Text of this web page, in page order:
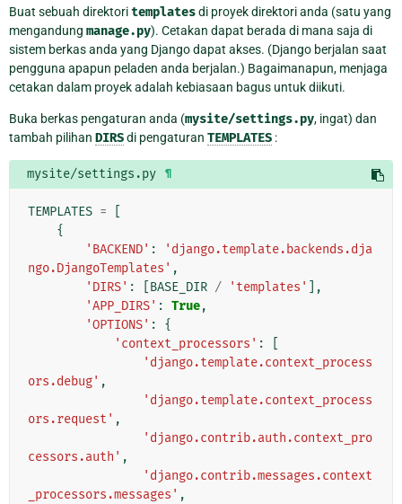
Buat sebuah direktoritemplatesdi proyek direktori anda (satu yang
mengandung manage.py). Cetakan dapat berada di mana saja di
sistem berkas anda yang Django dapat akses. (Django berjalan saat
pengguna apapun peladen anda berjalan.) Bagaimanapun, menjaga
cetakan dalam proyek adalah kebiasaan bagus untuk diikuti.
Buka berkas pengaturan anda (mysite/settings.py, ingat) dan
tambah pilihan DIRSdi pengaturan TEMPLATES :
mysite/settings.py ¶
TEMPLATES =
{
'BACKEND' :
'django.template.backends.dja
ngo.DjangoTemplates' ,
'DIRS' : BASE_DIR / 'templates'
],
'APP_DIRS' : True,
'OPTIONS' :
{
'context_processors' :
'django.template.context_process
ors.debug' ,
'django.template.context_process
ors.request' ,
'django.contrib.auth.context_pro
cessors.auth' ,
'django.contrib.messages.context
_processors.messages' ,